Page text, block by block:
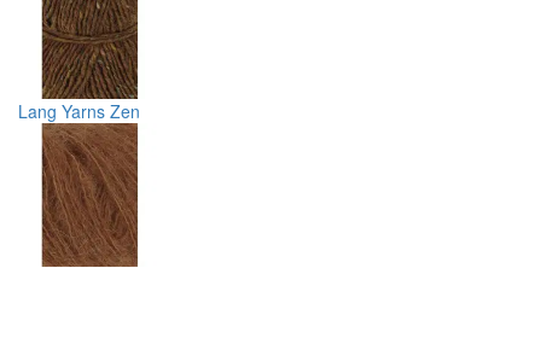
Lang Yarns Zen